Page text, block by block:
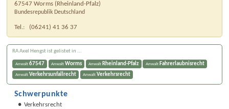
67547 Worms ( Rheinland-Pfalz)
Bundesrepublik Deutschland
Tel.: (06241) 41 36 37
RA Axel Hengst ist gelistet in ...
Anwalt 67547 Anwalt Worms Anwalt Rheinland-Pfalz Anwalt Fahrerlaubnisrecht
Anwalt Verkehrsunfallrecht Anwalt Verkehrsrecht
Schwerpunkte
Verkehrsrecht